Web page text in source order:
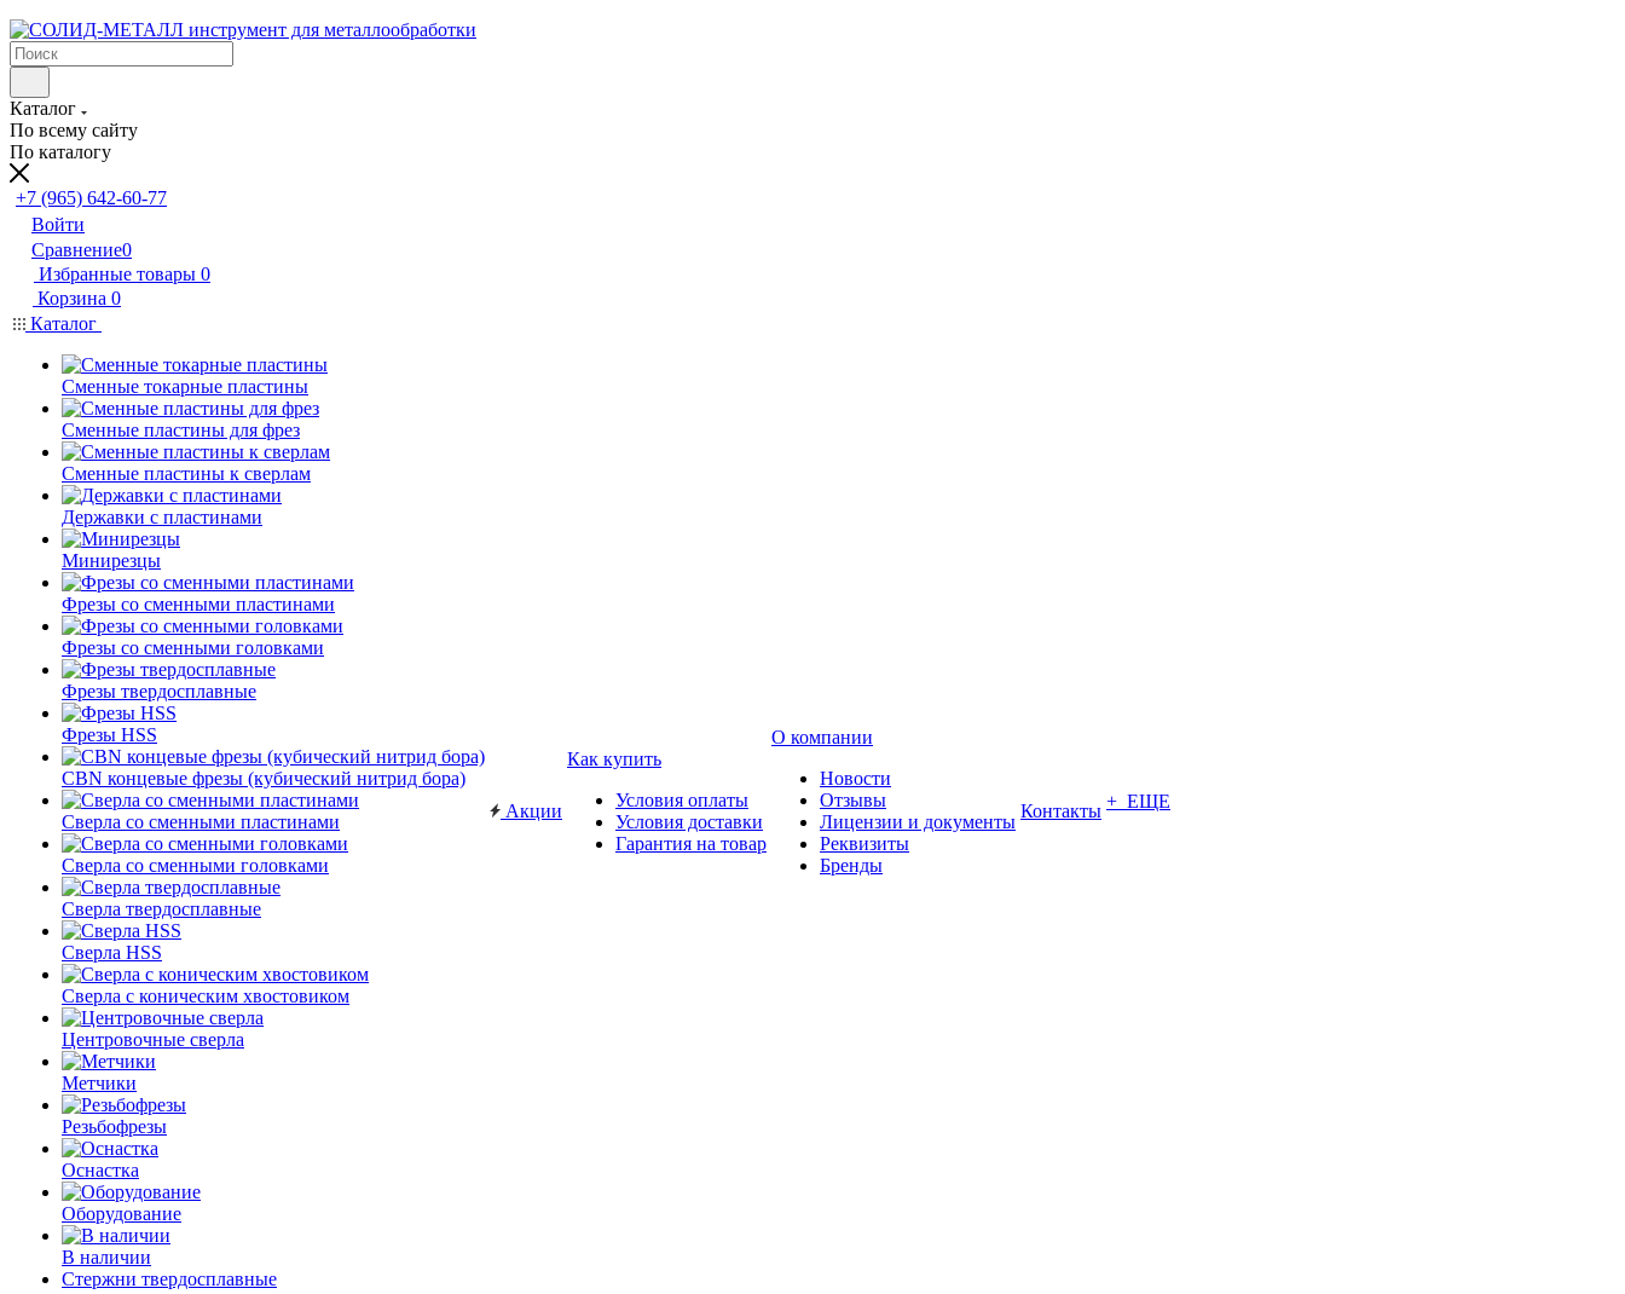
Каталог
По всему сайту
По каталогу
+7 (965) 642-60-77
Войти
Сравнение0
Избранные товары 0
Корзина 0
Каталог
Сменные токарные пластины
Сменные пластины для фрез
Сменные пластины к сверлам
Державки с пластинами
Минирезцы
Фрезы со сменными пластинами
Фрезы со сменными головками
Фрезы твердосплавные
Фрезы HSS
CBN концевые фрезы (кубический нитрид бора)
Сверла со сменными пластинами
Сверла со сменными головками
Сверла твердосплавные
Сверла HSS
Сверла с коническим хвостовиком
Центровочные сверла
Метчики
Резьбофрезы
Оснастка
Оборудование
В наличии
Стержни твердосплавные
Акции
Как купить
Условия оплаты
Условия доставки
Гарантия на товар
О компании
Новости
Отзывы
Лицензии и документы
Реквизиты
Бренды
Контакты + ЕЩЕ